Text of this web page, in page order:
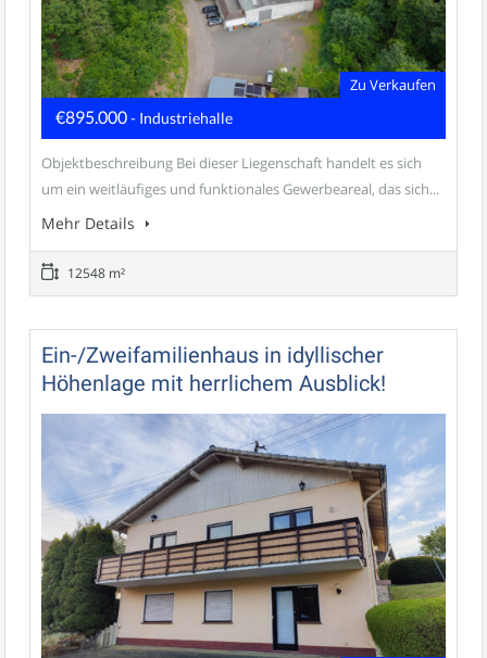
Zu Verkaufen
€895.000- Industriehalle
Objektbeschreibung Bei dieser Liegenschaft handelt es sich
um ein weitläufiges und funktionales Gewerbeareal, das sich...
Mehr Details
12548 m²
Ein-/Zweifamilienhaus in idyllischer
Höhenlage mit herrlichem Ausblick!